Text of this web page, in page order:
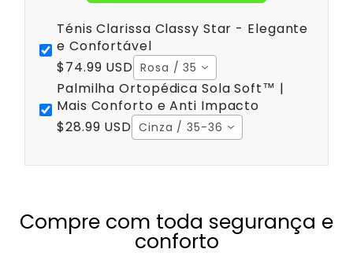
Ténis Clarissa Classy Star - Elegante
e Confortável
$74.99 USD Rosa / 35
Palmilha Ortopédica Sola Soft™ |
Mais Conforto e Anti Impacto
$28.99 USD Cinza / 35-36
Compre com toda segurança e
conforto